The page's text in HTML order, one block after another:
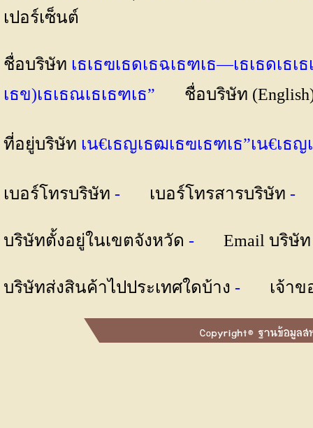
เปอร์เซ็นต์
ชื่อบริษัท เธเธฃเธดเธฉเธฑเธ—เธเธดเธ
เธข)เธเธณเธเธฑเธ”
ชื่อบริษัท
ที่อยู่บริษัท เน€เธญเธฒเธฃเธฑเธ”เน€เธญ
เบอร์โทรบริษัท - เบอร์โทรสารบริษัท
บริษัทตั้งอยู่ในเขตจังหวัด - Email บริษั
บริษัทส่งสินค้าไปประเทศใดบ้าง - เจ้า